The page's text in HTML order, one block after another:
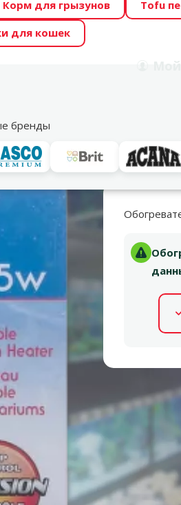
цены на ТОП-овые
Твой питомец станет
Корм для грызунов
Tofu
для кошек
бренды
Акции
для морского аквариума